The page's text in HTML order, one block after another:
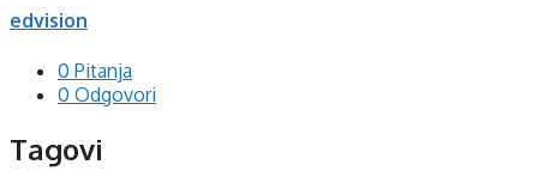
edvision
0 Pitanja
0 Odgovori
Tagovi